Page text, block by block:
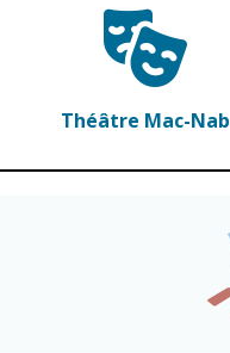
Théâtre Mac-Nab